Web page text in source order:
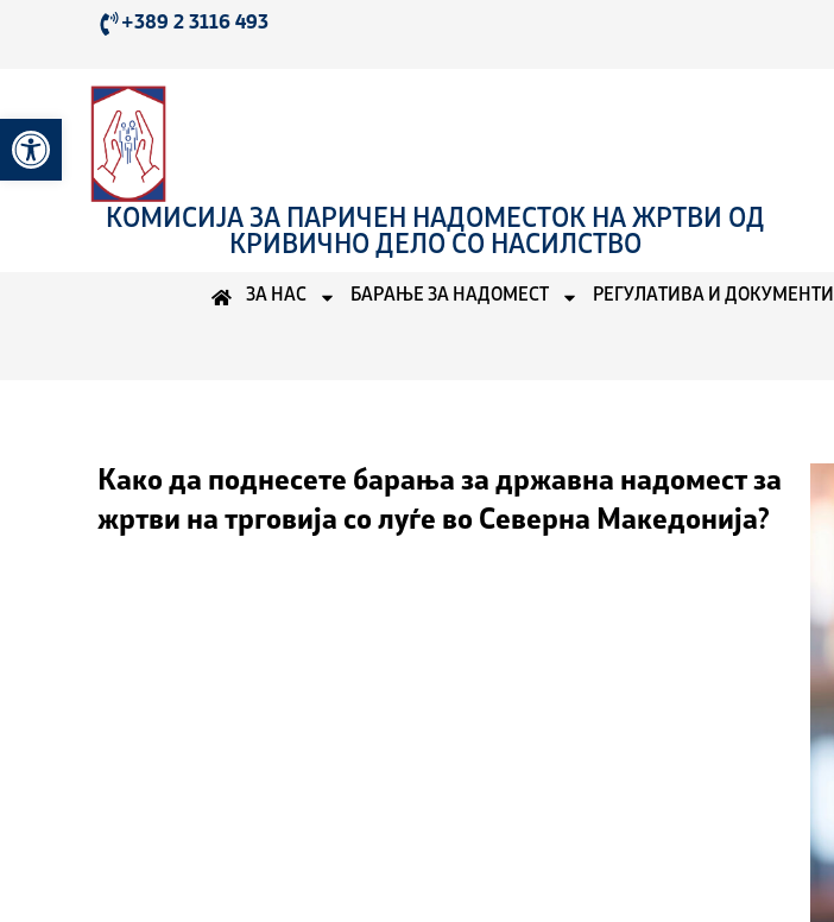
Open toolbar
+389 2 3116 493
КОМИСИЈА ЗА ПАРИЧЕН НАДОМЕСТОК НА ЖРТВИ ОД
КРИВИЧНО ДЕЛО СО НАСИЛСТВО
ЗА НАС БАРАЊЕ ЗА НАДОМЕСТ РЕГУЛАТИВА И ДОКУМЕНТИ
Како да поднесете барања за државна надомест за
жртви на трговија со луѓе во Северна Македонија?